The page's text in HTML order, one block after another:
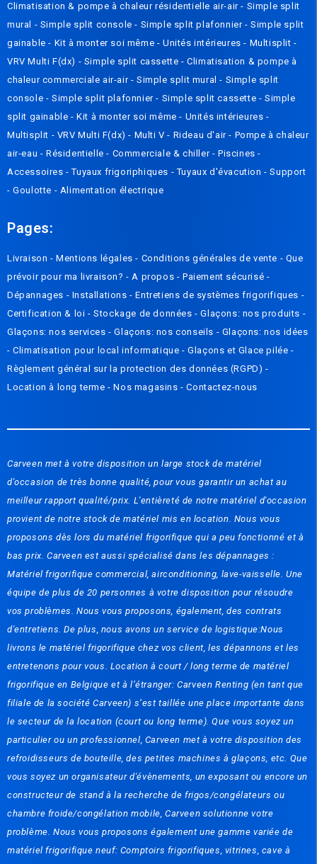
Climatisation & pompe à chaleur résidentielle air-air- Simple split
mural - Simple split console- Simple split plafonnier-Simple split
gainable- Kit à monter soi même -Unités intérieures- Multisplit-
VRV Multi F(dx) - Simple split cassette-Climatisation & pompe à
chaleur commerciale air-air -Simple split mural- Simple split
console -Simple split plafonnier- Simple split cassette -Simple
split gainable -Kit à monter soi même- Unités intérieures-
Multisplit - VRV Multi F(dx)- Multi V- Rideau d'air- Pompe à chaleur
air-eau -Résidentielle- Commerciale & chiller -Piscines-
Accessoires-Tuyaux frigoriphiques -Tuyaux d'évacution-Support
-Goulotte - Alimentation électrique
Pages:
Livraison -Mentions légales- Conditions générales de vente - Que
prévoir pour ma livraison? - A propos -Paiement sécurisé -
Dépannages - Installations-Entretiens de systèmes frigorifiques -
Certification & loi -Stockage de données-Glaçons: nos produits -
Glaçons: nos services-Glaçons: nos conseils - Glaçons: nos idées
-Climatisation pour local informatique-Glaçons et Glace pilée-
Règlement général sur la protection des données (RGPD)-
Location à long terme -Nos magasins-Contactez-nous
Carveen met à votre disposition un large stock de matériel
d'occasion de très bonne qualité, pour vous garantir un achat au
meilleur rapport qualité/prix. L'entièreté de notre matériel d'occasion
provient de notre stock de matériel mis en location. Nous vous
proposons dès lors du matériel frigorifique qui a peu fonctionné et à
bas prix. Carveen est aussi spécialisé dans les dépannages :
Matériel frigorifique commercial, airconditioning, lave-vaisselle. Une
équipe de plus de 20 personnes à votre disposition pour résoudre
vos problèmes. Nous vous proposons, également, des contrats
d'entretiens. De plus, nous avons un service de logistique:Nous
livrons le matériel frigorifique chez vos client, les dépannons et les
entretenons pour vous. Location à court / long terme de matériel
frigorifique en Belgique et à l’étranger: Carveen Renting (en tant que
filiale de la société Carveen) s’est taillée une place importante dans
le secteur de la location (court ou long terme). Que vous soyez un
particulier ou un professionnel, Carveen met à votre disposition des
refroidisseurs de bouteille, des petites machines à glaçons, etc. Que
vous soyez un organisateur d'évènements, un exposant ou encore un
constructeur de stand à la recherche de frigos/congélateurs ou
chambre froide/congélation mobile, Carveen solutionne votre
problème. Nous vous proposons également une gamme variée de
matériel frigorifique neuf: Comptoirs frigorifiques, vitrines, cave à